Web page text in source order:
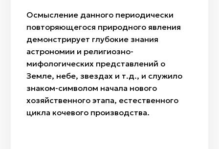
Осмысление данного периодически
повторяющегося природного явления
демонстрирует глубокие знания
астрономии и религиозно-
мифологических представлений о
Земле, небе, звездах и т.д., и служило
знаком-символом начала нового
хозяйственного этапа, естественного
цикла кочевого производства.